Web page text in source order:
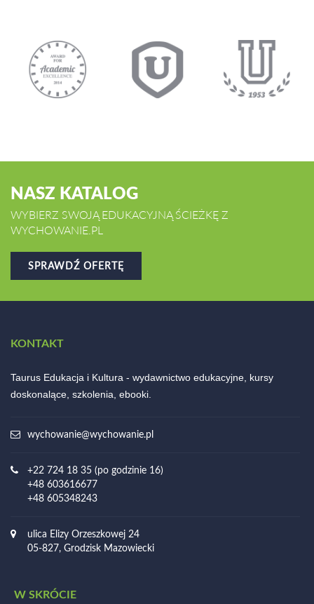
NASZ KATALOG
WYBIERZ SWOJĄ EDUKACYJNĄ ŚCIEŻKĘ Z
WYCHOWANIE.PL
SPRAWDŹ OFERTĘ
KONTAKT
Taurus Edukacja i Kultura - wydawnictwo edukacyjne, kursy
doskonalące, szkolenia, ebooki.
wychowanie@wychowanie.pl
+22 724 18 35 (po godzinie 16)
+48 603616677
+48 605348243
ulica Elizy Orzeszkowej 24
05-827, Grodzisk Mazowiecki
W SKRÓCIE